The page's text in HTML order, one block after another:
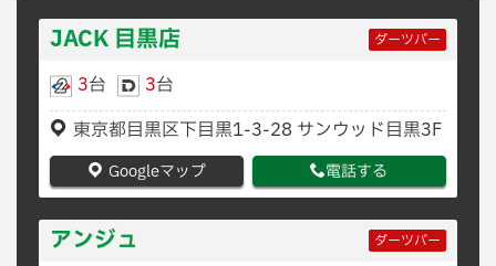
JACK 目黒店 ダーツバー
3台 3台
東京都目黒区下目黒1-3-28 サンウッド目黒3F
Googleマップ 電話する
アンジュ ダーツバー